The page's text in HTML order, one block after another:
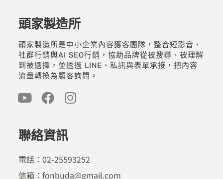
頭家製造所
頭家製造所是中小企業內容獲客團隊，整合短影音、
社群行銷與AI SEO行銷，協助品牌從被搜尋、被理解
到被選擇，並透過 LINE、私訊與表單承接，把內容
流量轉換為顧客詢問。
聯絡資訊
電話：02-25593252
信箱：fonbuda@gmail.com